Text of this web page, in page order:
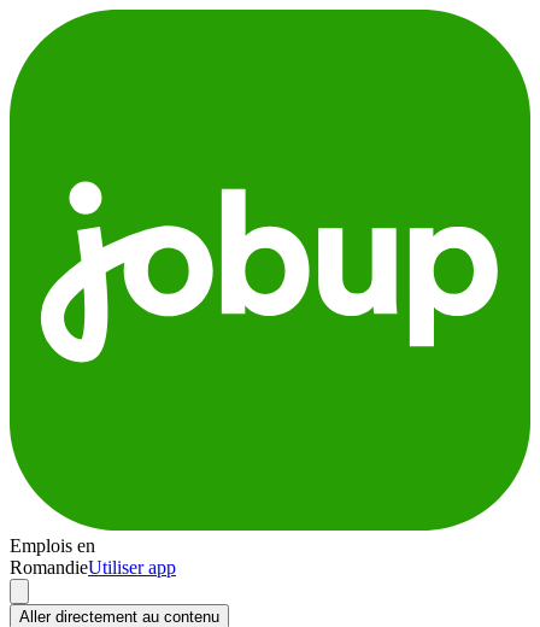
Emplois en
RomandieUtiliser app
Aller directement au contenu